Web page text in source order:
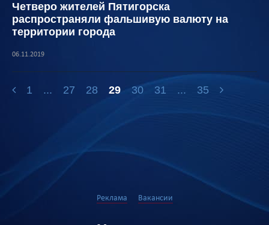
Четверо жителей Пятигорска
распространяли фальшивую валюту на
территории города
06.11.2019
1 ... 27 28 29 30 31 ... 35
Реклама Вакансии